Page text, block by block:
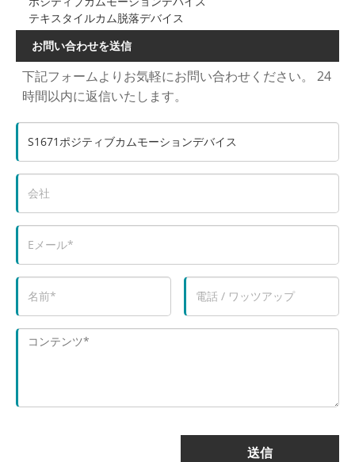
テキスタイルカム脱落デバイス
お問い合わせを送信
下記フォームよりお気軽にお問い合わせください。 24
時間以内に返信いたします。
送信